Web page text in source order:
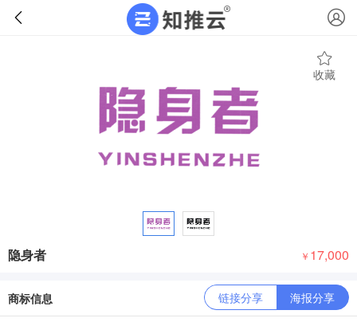
收藏
隐身者 ￥ 17,000
商标信息 链接分享 海报分享